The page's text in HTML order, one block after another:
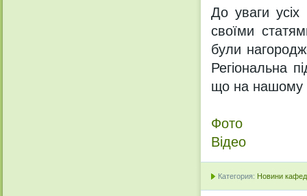
До уваги усіх
своїми
були
Регіональна
що на нашому
Фото
Відео
Категория: Новини